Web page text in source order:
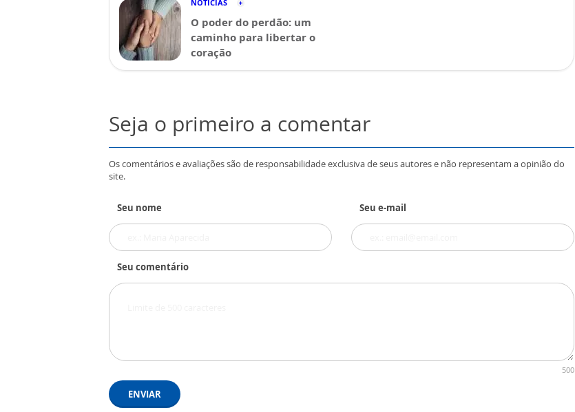
NOTÍCIAS
O poder do perdão: um
caminho para libertar o
coração
Seja o primeiro a comentar
Os comentários e avaliações são de responsabilidade exclusiva de seus autores e não representam a opinião do
site.
Seu nome Seu e-mail
Seu comentário
500
ENVIAR